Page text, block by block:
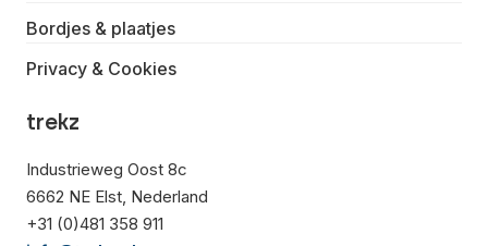
Bordjes & plaatjes
Privacy & Cookies
trekz
Industrieweg Oost 8c
6662 NE Elst, Nederland
+31 (0)481 358 911